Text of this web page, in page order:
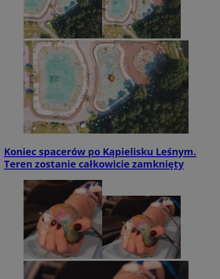
Koniec spacerów po Kąpielisku Leśnym.
Teren zostanie całkowicie zamknięty